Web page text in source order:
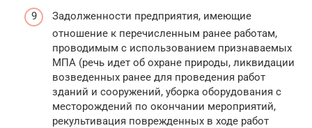
Задолженности предприятия, имеющие
отношение к перечисленным ранее работам,
проводимым с использованием признаваемых
МПА (речь идет об охране природы, ликвидации
возведенных ранее для проведения работ
зданий и сооружений, уборка оборудования с
месторождений по окончании мероприятий,
рекультивация поврежденных в ходе работ